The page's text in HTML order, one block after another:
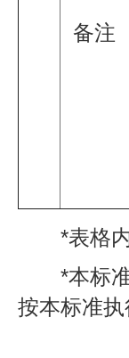
备注
*表格
*本标
按本标准执